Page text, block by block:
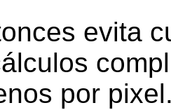
evita
por